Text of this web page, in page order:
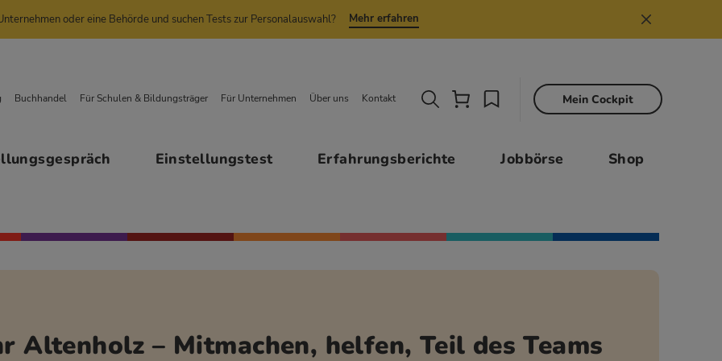
oder eine Behörde und suchen Tests zur Personalauswahl? Mehr erfahren
Einstellungstest Erfahrungsberichte Jobbörse Shop
Buchhandel Für Schulen & Bildungsträger Für Unternehmen Über uns Kontakt Mein Cockpit
Altenholz – Mitmachen, helfen, Teil des Teams